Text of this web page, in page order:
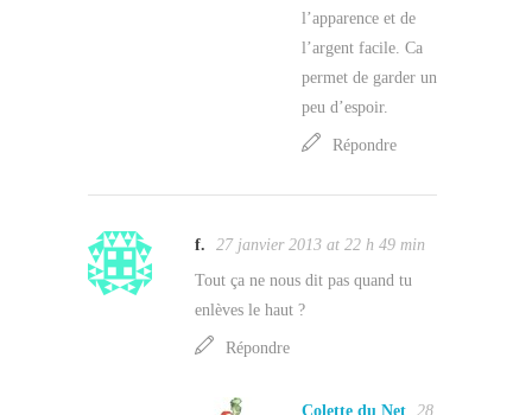
l’apparence et de
l’argent facile. Ca
permet de garder un
peu d’espoir.
Répondre
f.
27 janvier 2013 at 22 h 49 min
Tout ça ne nous dit pas quand tu
enlèves le haut ?
Répondre
Colette du Net 28